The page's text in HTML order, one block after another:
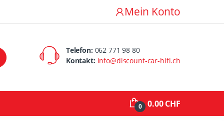
Mein Konto
Telefon: 062 771 98 80
Kontakt: info@discount-car-hifi.ch
0 0.00 CHF